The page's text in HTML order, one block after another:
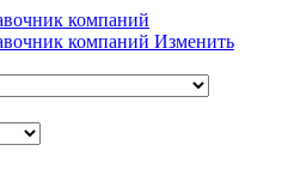
Изменить